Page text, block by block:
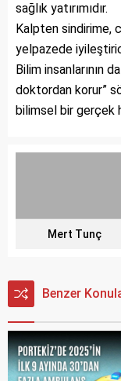
sağlık yatırımıdır.
Kalpten sindirime,
yelpazede
Bilim insanlarının
doktordan korur”
bilimsel bir gerçek
Mert Tunç
Benzer